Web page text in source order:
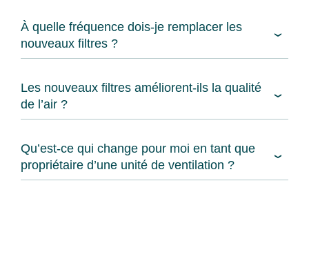
À quelle fréquence dois-je remplacer les
nouveaux filtres ?
Les nouveaux filtres améliorent-ils la qualité
de l’air ?
Qu’est-ce qui change pour moi en tant que
propriétaire d’une unité de ventilation ?